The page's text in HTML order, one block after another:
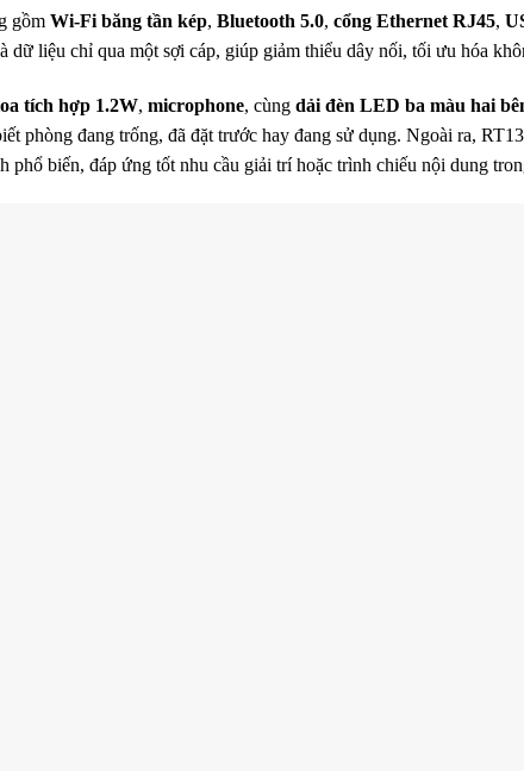
gồm Wi-Fi băng tần kép, Bluetooth 5.0, cổng Ethernet RJ45,
dữ liệu chỉ qua một sợi cáp, giúp giảm thiểu dây nối, tối ưu hóa
tích hợp 1.2W, microphone, cùng dải đèn LED ba màu hai
phòng đang trống, đã đặt trước hay đang sử dụng. Ngoài ra,
phổ biến, đáp ứng tốt nhu cầu giải trí hoặc trình chiếu nội dung